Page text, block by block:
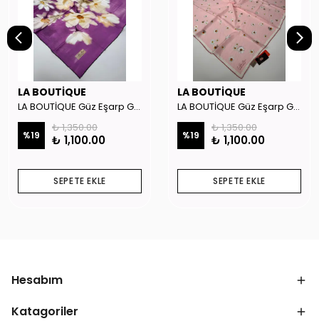
LA BOUTİQUE
LA BOUTİQUE Güz Eşarp GYSE262908
%19
₺ 1,350.00
₺ 1,100.00
SEPETE EKLE
LA BOUTİQUE
LA BOUTİQUE Güz Eşarp GYSE130804
%19
₺ 1,350.00
₺ 1,100.00
SEPETE EKLE
Hesabım
Katagoriler